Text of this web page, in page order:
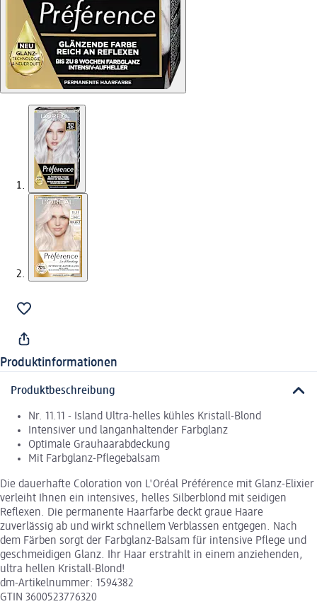
Produktinformationen
Produktbeschreibung
Nr. 11.11 - Island Ultra-helles kühles Kristall-Blond
Intensiver und langanhaltender Farbglanz
Optimale Grauhaarabdeckung
Mit Farbglanz-Pflegebalsam
Die dauerhafte Coloration von L'Oréal Préférence mit Glanz-Elixier
verleiht Ihnen ein intensives, helles Silberblond mit seidigen
Reflexen. Die permanente Haarfarbe deckt graue Haare
zuverlässig ab und wirkt schnellem Verblassen entgegen. Nach
dem Färben sorgt der Farbglanz-Balsam für intensive Pflege und
geschmeidigen Glanz. Ihr Haar erstrahlt in einem anziehenden,
ultra hellen Kristall-Blond!
dm-Artikelnummer: 1594382
GTIN 3600523776320